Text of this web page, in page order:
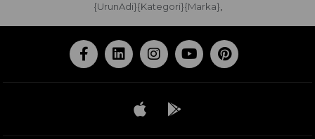
{UrunAdi}{Kategori}{Marka},